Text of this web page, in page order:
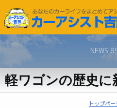
NEWS
軽ワゴンの歴史
トップペー